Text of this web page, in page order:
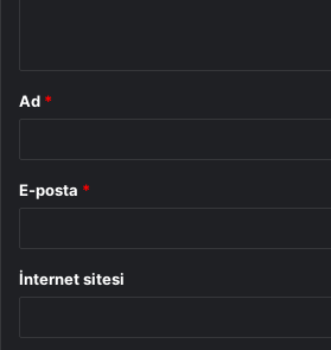
Ad *
E-posta *
İnternet sitesi